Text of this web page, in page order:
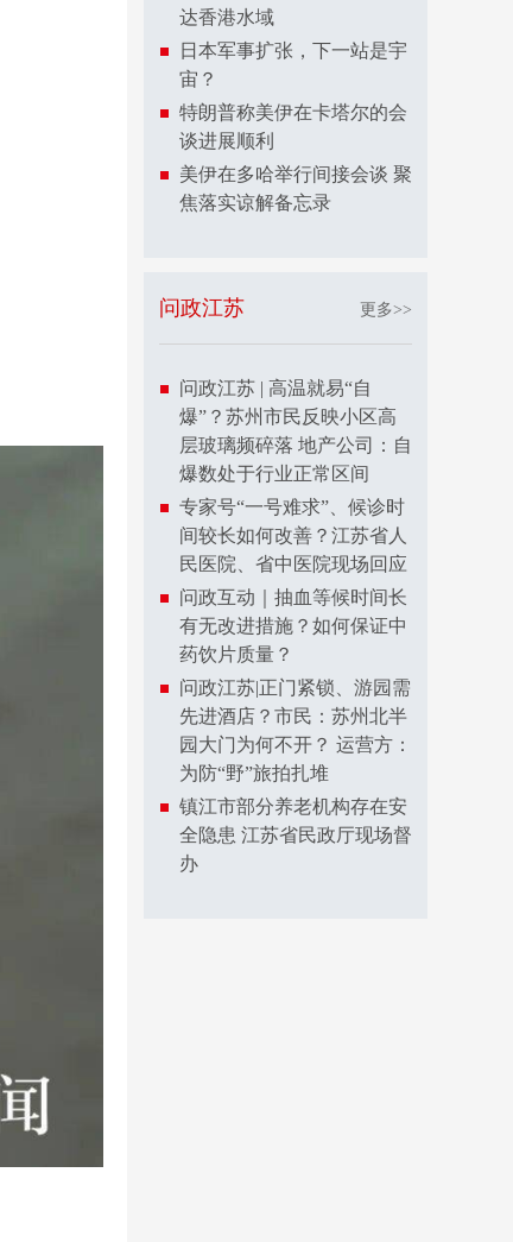
达香港水域
日本军事扩张，下一站是宇
宙？
特朗普称美伊在卡塔尔的会
谈进展顺利
美伊在多哈举行间接会谈 聚
焦落实谅解备忘录
问政江苏 更多>>
问政江苏 | 高温就易“自
爆”？苏州市民反映小区高
层玻璃频碎落 地产公司：自
爆数处于行业正常区间
专家号“一号难求”、候诊时
间较长如何改善？江苏省人
民医院、省中医院现场回应
问政互动｜抽血等候时间长
有无改进措施？如何保证中
药饮片质量？
问政江苏|正门紧锁、游园需
先进酒店？市民：苏州北半
园大门为何不开？ 运营方：
为防“野”旅拍扎堆
镇江市部分养老机构存在安
全隐患 江苏省民政厅现场督
办